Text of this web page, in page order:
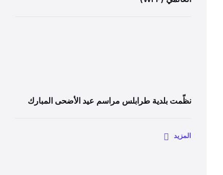
نظّمت بلدية طرابلس مراسم عيد الأضحى المبارك
المزيد